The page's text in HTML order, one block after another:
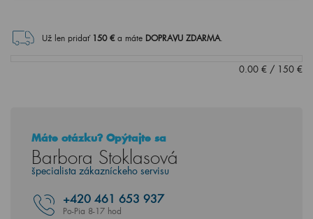
Už len pridať 150€ a máte DOPRAVU ZDARMA.
0.00 € / 150 €
Máte otázku? Opýtajte sa
Barbora Stoklasová
špecialista zákazníckeho servisu
+420 461 653 937
Po-Pia 8-17 hod